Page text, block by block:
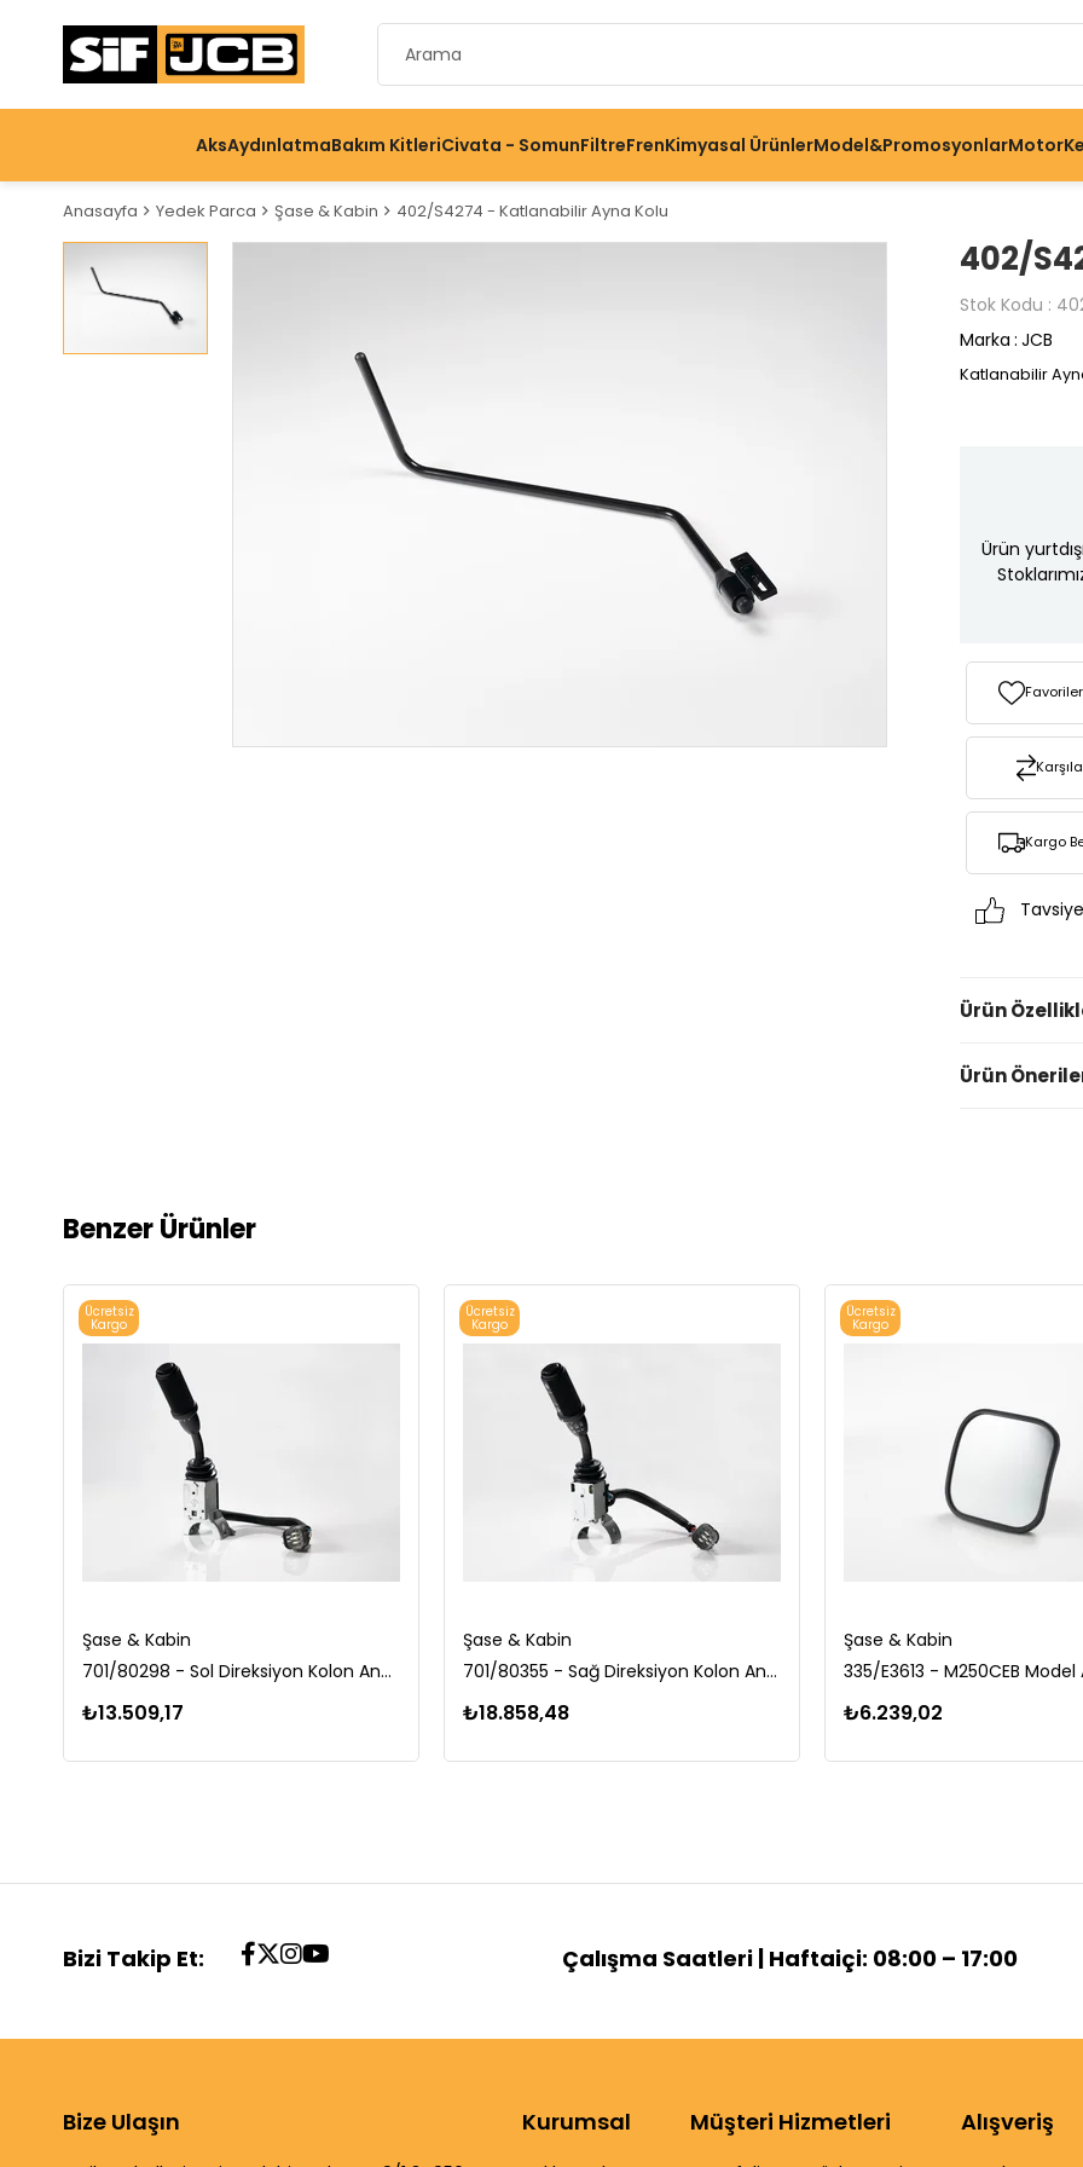
AksAydınlatmaBakım KitleriCivata - SomunFiltreFrenKimyasal ÜrünlerModel&PromosyonlarMotor
Anasayfa Yedek Parca Şase & Kabin 402/S4274 - Katlanabilir Ayna Kolu
402/
Stok Kodu
Marka : JCB
Katlanabilir
Ürün
Kargo
Ürün
Ürün
Benzer Ürünler
Şase & Kabin
701/80298 - Sol Direksiyon Kolon Anahtarı Powershift (Kabin Tipi)
₺13.509,17
Ücretsiz
Kargo
Şase & Kabin
701/80355 - Sağ Direksiyon Kolon Anahtarı
₺18.858,48
Ücretsiz
Kargo
Şase & Kabin
335/E3613 - M250CEB Model
₺6.239,02
Ücretsiz
Kargo
Bizi Takip Et: Çalışma Saatleri | Haftaiçi: 08:00 – 17:00
Bize Ulaşın Kurumsal Müşteri Hizmetleri Alışveriş